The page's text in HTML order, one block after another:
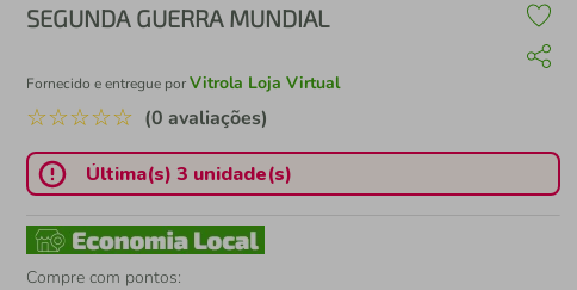
SEGUNDA GUERRA MUNDIAL
Fornecido e entregue porVitrola Loja Virtual
☆☆☆☆☆ (0 avaliações)
Última(s) 3 unidade(s)
Compre com pontos: